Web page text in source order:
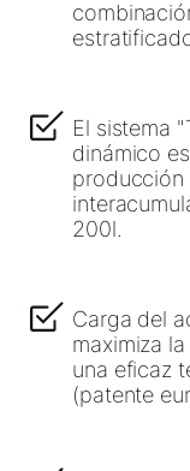
El sistema
dinámico
producción
200l.
Carga del
maximiza
una eficaz
(patente